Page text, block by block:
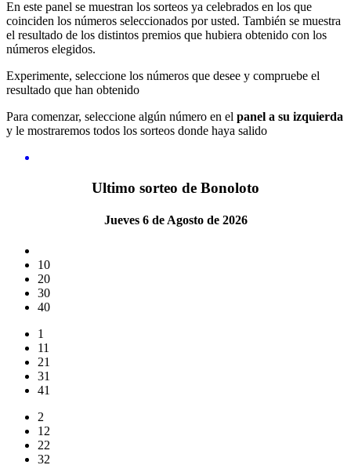
En este panel se muestran los sorteos ya celebrados en los que
coinciden los números seleccionados por usted. También se muestra
el resultado de los distintos premios que hubiera obtenido con los
números elegidos.
Experimente, seleccione los números que desee y compruebe el
resultado que han obtenido
Para comenzar, seleccione algún número en el panel a su izquierda
y le mostraremos todos los sorteos donde haya salido
Ultimo sorteo de Bonoloto
Jueves 6 de Agosto de 2026
10
20
30
40
1
11
21
31
41
2
12
22
32